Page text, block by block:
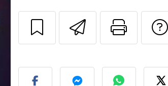
Enviar